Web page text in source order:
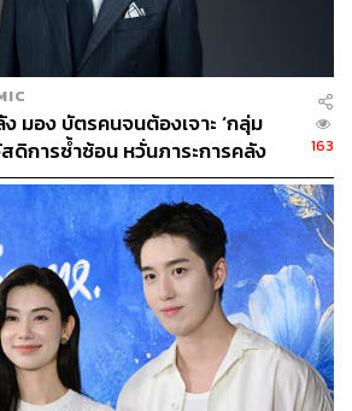
มอง บัตรคนจนต้องเจาะ ‘กลุ่ม
สดิการซ้ำซ้อน หวั่นภาระการคลัง
163